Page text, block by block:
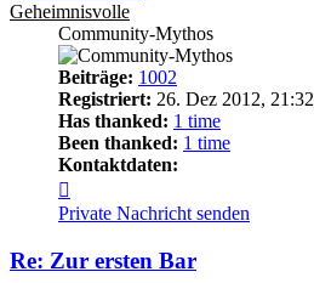
Geheimnisvolle
Community-Mythos
Beiträge: 1002
Registriert: 26. Dez 2012, 21:32
Has thanked: 1 time
Been thanked: 1 time
Kontaktdaten:
von
Geheimnisvolle
Private Nachricht senden
Re: Zur ersten Bar